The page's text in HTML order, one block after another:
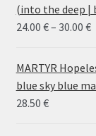
(into the deep |
24.00 €– 30.00 €
MARTYR
blue sky blue
28.50 €